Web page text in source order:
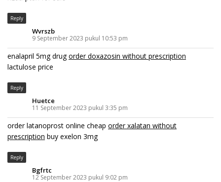
Reply
Wvrszb
9 September 2023 pukul 10:53 pm
enalapril 5mg drugorder doxazosin without prescription
lactulose price
Reply
Huetce
11 September 2023 pukul 3:35 pm
order latanoprost online cheap order xalatan without
prescription buy exelon 3mg
Reply
Bgfrtc
12 September 2023 pukul 9:02 pm